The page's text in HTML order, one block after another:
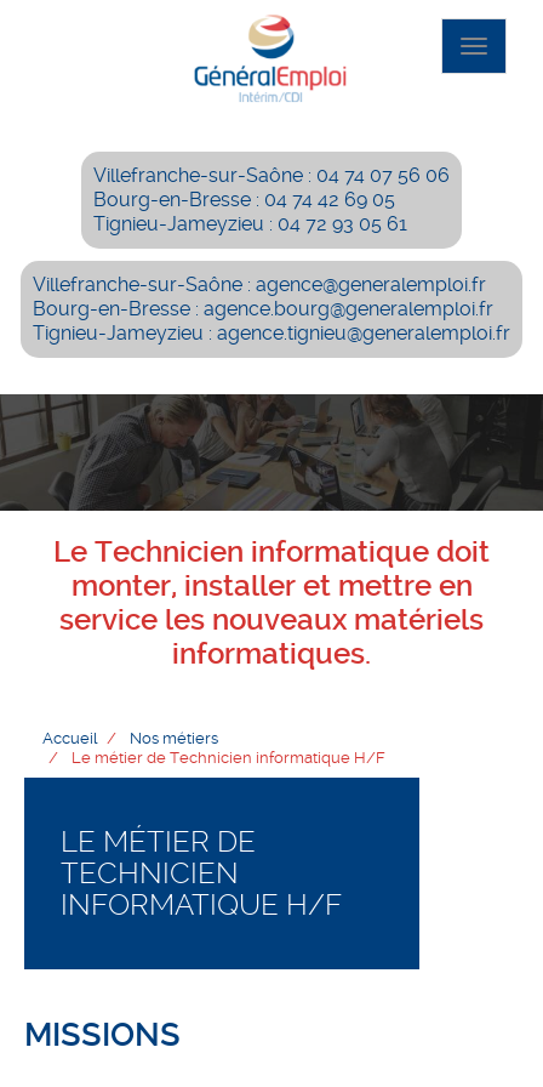
Villefranche-sur-Saône : 04 74 07 56 06
Bourg-en-Bresse : 04 74 42 69 05
Tignieu-Jameyzieu : 04 72 93 05 61
Villefranche-sur-Saône : agence@generalemploi.fr
Bourg-en-Bresse : agence.bourg@generalemploi.fr
Tignieu-Jameyzieu : agence.tignieu@generalemploi.fr
Toggle
Le Technicien informatique doit
monter, installer et mettre en
service les nouveaux matériels
informatiques.
Accueil
Nos métiers
Le métier de Technicien informatique H/F
LE MÉTIER DE
TECHNICIEN
INFORMATIQUE H/F
MISSIONS